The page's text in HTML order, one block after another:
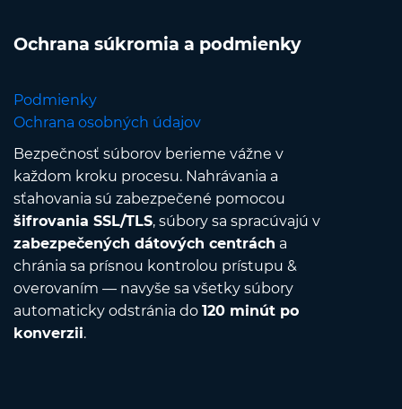
Ochrana súkromia a podmienky
Podmienky
Ochrana osobných údajov
Bezpečnosť súborov berieme vážne v
každom kroku procesu. Nahrávania a
sťahovania sú zabezpečené pomocou
šifrovania SSL/TLS, súbory sa spracúvajú v
zabezpečených dátových centrách a
chránia sa prísnou kontrolou prístupu &
overovaním — navyše sa všetky súbory
automaticky odstránia do 120 minút po
konverzii.